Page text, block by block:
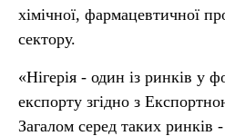
хімічної, фармацевтичної
сектору.
«Нігерія - один із ринків у
експорту згідно з
Загалом серед таких